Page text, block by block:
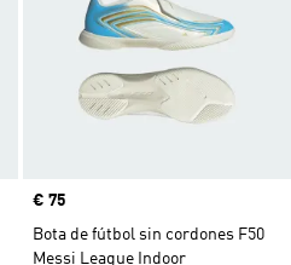
Precio
€ 75
Bota de fútbol sin cordones F50
Messi League Indoor